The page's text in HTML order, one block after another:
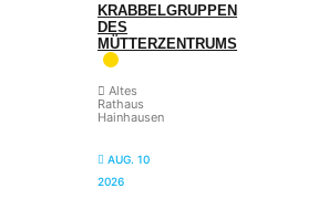
KRABBELGRUPPEN
DES
MÜTTERZENTRUMS
Altes
Rathaus
Hainhausen
AUG. 10
2026